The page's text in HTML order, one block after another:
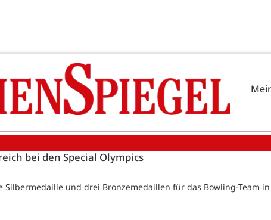
bei den Special Olympics
Silbermedaille und drei Bronzemedaillen für das Bowling-Team